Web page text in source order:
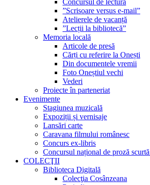
Concursul de lectură
”Scrisoare versus e-mail”
Atelierele de vacanță
”Lecții la bibliotecă”
Memoria locală
Articole de presă
Cărți cu referire la Onești
Din documentele vremii
Foto Oneștiul vechi
Vederi
Proiecte în parteneriat
Evenimente
Stagiunea muzicală
Expoziții și vernisaje
Lansări carte
Caravana filmului românesc
Concurs ex-libris
Concursul național de proză
COLECŢII
Biblioteca Digitală
Colecţia Cosânzeana